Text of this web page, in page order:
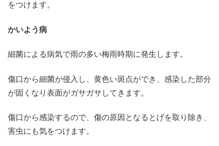
をつけます。
かいよう病
細菌による病気で雨の多い梅雨時期に発生します。
傷口から細菌が侵入し、黄色い斑点ができ、感染した部分
が固くなり表面がガサガサしてきます。
傷口から感染するので、傷の原因となるとげを取り除き、
害虫にも気をつけます。